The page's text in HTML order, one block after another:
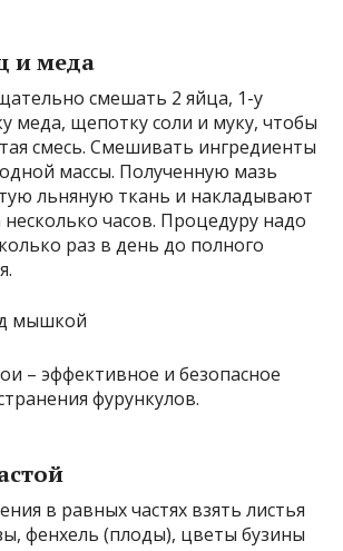
и меда
смешать 2 яйца, 1-у
меда, щепотку соли и муку, чтобы
смесь. Смешивать ингредиенты
массы. Полученную мазь
льняную ткань и накладывают
несколько часов. Процедуру надо
раз в день до полного
– эффективное и безопасное
фурункулов.
в равных частях взять листья
фенхель (плоды), цветы бузины